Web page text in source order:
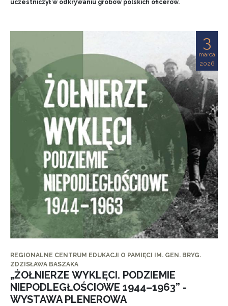
uczestniczył w odkrywaniu grobów polskich oficerów.
3
marca
2026
REGIONALNE CENTRUM EDUKACJI O PAMIĘCI IM. GEN. BRYG.
ZDZISŁAWA BASZAKA
„ŻOŁNIERZE WYKLĘCI. PODZIEMIE
NIEPODLEGŁOŚCIOWE 1944–1963” -
WYSTAWA PLENEROWA